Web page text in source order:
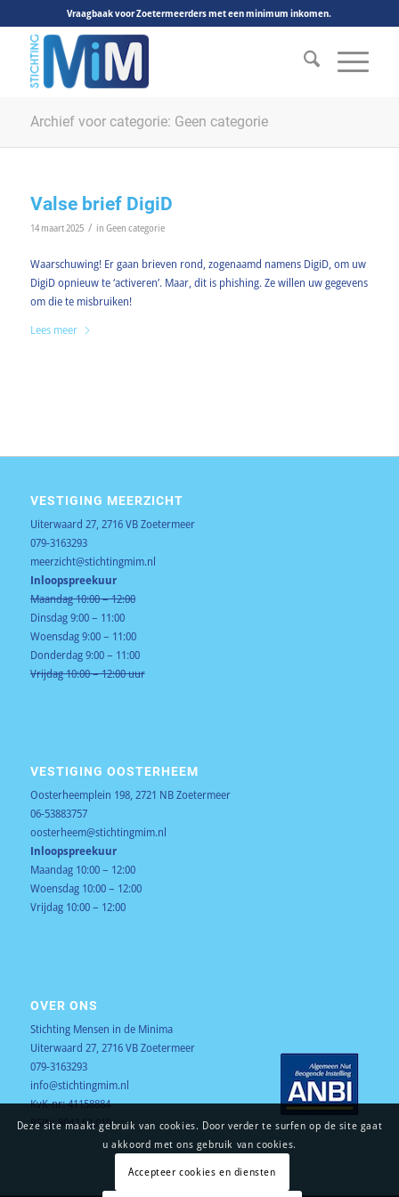
Vraagbaak voor Zoetermeerders met een minimum inkomen.
Archief voor categorie: Geen categorie
Valse brief DigiD
14 maart 2025 / in Geen categorie
Waarschuwing! Er gaan brieven rond, zogenaamd namens DigiD, om uw
DigiD opnieuw te ‘activeren’. Maar, dit is phishing. Ze willen uw gegevens
om die te misbruiken!
Lees meer
VESTIGING MEERZICHT
Uiterwaard 27, 2716 VB Zoetermeer
079-3163293
meerzicht@stichtingmim.nl
Inloopspreekuur
Maandag 10:00 – 12:00
Dinsdag 9:00 – 11:00
Woensdag 9:00 – 11:00
Donderdag 9:00 – 11:00
Vrijdag 10:00 – 12:00 uur
VESTIGING OOSTERHEEM
Oosterheemplein 198, 2721 NB Zoetermeer
06-53883757
oosterheem@stichtingmim.nl
Inloopspreekuur
Maandag 10:00 – 12:00
Woensdag 10:00 – 12:00
Vrijdag 10:00 – 12:00
OVER ONS
Stichting Mensen in de Minima
Uiterwaard 27, 2716 VB Zoetermeer
079-3163293
info@stichtingmim.nl
KvK-nr: 41158884
RSIN: 8042.62.019
Deze site maakt gebruik van cookies. Door verder te surfen op de site gaat
u akkoord met ons gebruik van cookies.
Accepteer cookies en diensten